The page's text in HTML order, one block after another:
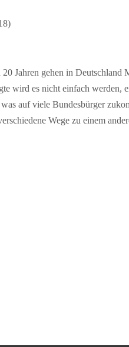
Jahren gehen in
wird es nicht einfach werden,
auf viele Bundesbürger
Wege zu einem